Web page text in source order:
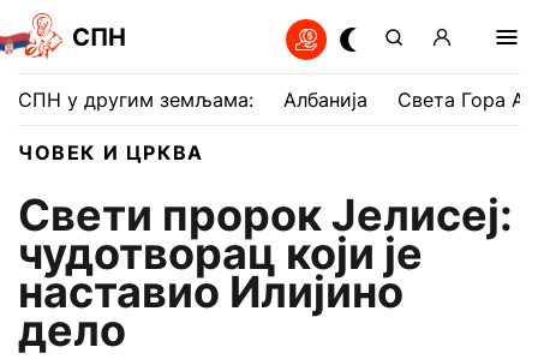
СПН
СПН у другим земљама: Албанија Света Гора
ЧОВЕК И ЦРКВА
Свети пророк Јелисеј:
чудотворац који је
наставио Илијино
дело